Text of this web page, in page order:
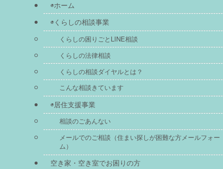
◉ホーム
◉くらしの相談事業
くらしの困りごとLINE相談
くらしの法律相談
くらしの相談ダイヤルとは？
こんな相談きています
◉居住支援事業
相談のごあんない
メールでのご相談（住まい探しが困難な方メールフォー
ム
空き家・空き室でお困りの方